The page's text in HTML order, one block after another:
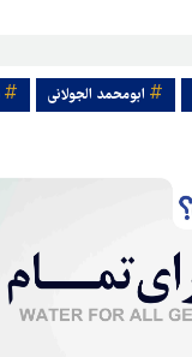
ابومحمد الجولانی